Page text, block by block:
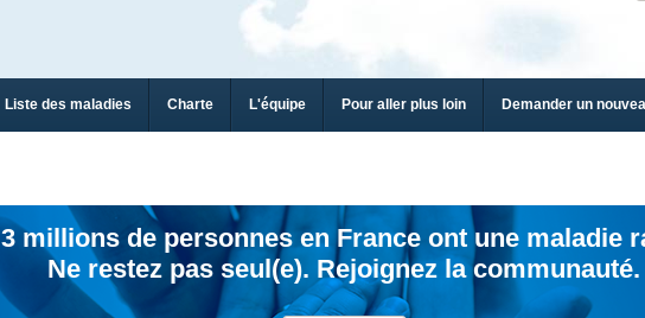
Liste des maladies Charte L'équipe Pour aller plus loin Demander un
3 millions de personnes en France ont une maladie
Ne restez pas seul(e). Rejoignez la communauté.